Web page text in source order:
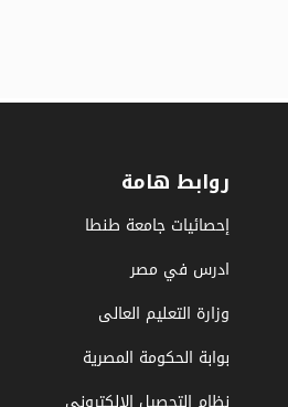
روابط هامة
إحصائيات جامعة طنطا
ادرس في مصر
وزارة التعليم العالى
بوابة الحكومة المصرية